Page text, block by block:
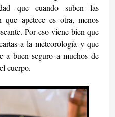
que cuando suben las
que apetece es otra, menos
Por eso viene bien que
a la meteorología y que
a buen seguro a muchos de
cuerpo.